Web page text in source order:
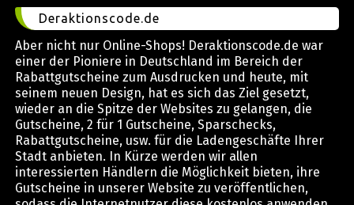
Deraktionscode.de
Aber nicht nur Online-Shops! Deraktionscode.de war
einer der Pioniere in Deutschland im Bereich der
Rabattgutscheine zum Ausdrucken und heute, mit
seinem neuen Design, hat es sich das Ziel gesetzt,
wieder an die Spitze der Websites zu gelangen, die
Gutscheine, 2 für 1 Gutscheine, Sparschecks,
Rabattgutscheine, usw. für die Ladengeschäfte Ihrer
Stadt anbieten. In Kürze werden wir allen
interessierten Händlern die Möglichkeit bieten, ihre
Gutscheine in unserer Website zu veröffentlichen,